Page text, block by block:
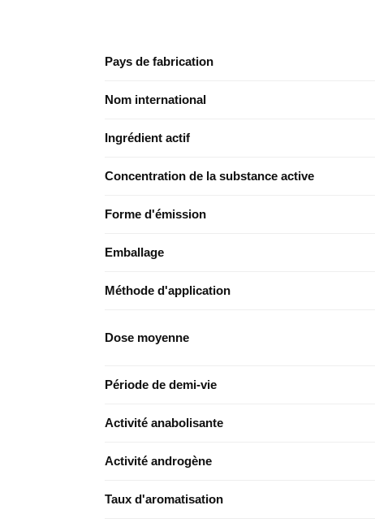
Pays de fabrication
Nom international
Ingrédient actif
Concentration de la substance active
Forme d'émission
Emballage
Méthode d'application
Dose moyenne
Période de demi-vie
Activité anabolisante
Activité androgène
Taux d'aromatisation